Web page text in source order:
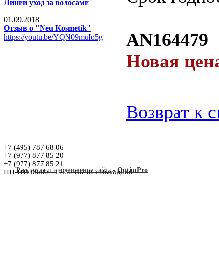
Новая
Возврат к
Линии уход за волосами
01.09.2018
Отзыв о "Neu Kosmetik"
https://youtu.be/YQN09muIo5g
+7 (495) 787 68 06
+7 (977) 877 85 20
+7 (977) 877 85 21
ПН-ПТ: 09:00 - 17:30 СБ-ВС: Выходной
Раскрутка и продвижение сайта-OptimPro